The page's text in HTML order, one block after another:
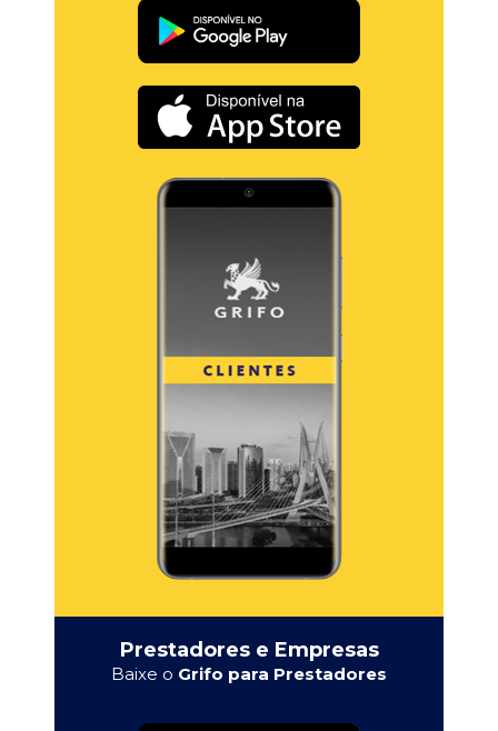
Prestadores e Empresas
Baixe o Grifo para Prestadores